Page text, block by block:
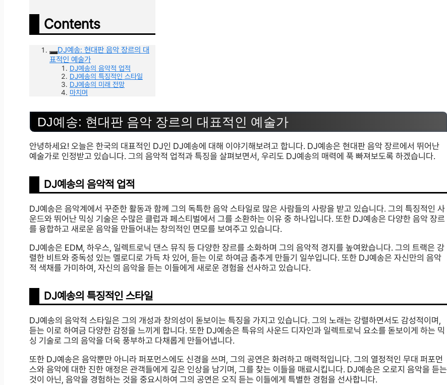
Contents
DJ예송: 현대판 음악 장르의 대
표적인 예술가
DJ예송의 음악적 업적
DJ예송의 특징적인 스타일
DJ예송의 미래 전망
마치며
DJ예송: 현대판 음악 장르의 대표적인 예술가
안녕하세요! 오늘은 한국의 대표적인 DJ인 DJ예송에 대해 이야기해보려고 합니다. DJ예송은 현대판 음악 장르에서 뛰어난
예술가로 인정받고 있습니다. 그의 음악적 업적과 특징을 살펴보면서, 우리도 DJ예송의 매력에 푹 빠져보도록 하겠습니다.
DJ예송의 음악적 업적
DJ예송은 음악계에서 꾸준한 활동과 함께 그의 독특한 음악 스타일로 많은 사람들의 사랑을 받고 있습니다. 그의 특징적인 사
운드와 뛰어난 믹싱 기술은 수많은 클럽과 페스티벌에서 그를 소환하는 이유 중 하나입니다. 또한 DJ예송은 다양한 음악 장르
를 융합하고 새로운 음악을 만들어내는 창의적인 면모를 보여주고 있습니다.
DJ예송은 EDM, 하우스, 일렉트로닉 댄스 뮤직 등 다양한 장르를 소화하며 그의 음악적 경지를 높여왔습니다. 그의 트랙은 강
렬한 비트와 중독성 있는 멜로디로 가득 차 있어, 듣는 이로 하여금 춤추게 만들기 일쑤입니다. 또한 DJ예송은 자신만의 음악
적 색채를 가미하여, 자신의 음악을 듣는 이들에게 새로운 경험을 선사하고 있습니다.
DJ예송의 특징적인 스타일
DJ예송의 음악적 스타일은 그의 개성과 창의성이 돋보이는 특징을 가지고 있습니다. 그의 노래는 강렬하면서도 감성적이며,
듣는 이로 하여금 다양한 감정을 느끼게 합니다. 또한 DJ예송은 특유의 사운드 디자인과 일렉트로닉 요소를 돋보이게 하는 믹
싱 기술로 그의 음악을 더욱 풍부하고 다채롭게 만들어냅니다.
또한 DJ예송은 음악뿐만 아니라 퍼포먼스에도 신경을 쓰며, 그의 공연은 화려하고 매력적입니다. 그의 열정적인 무대 퍼포먼
스와 음악에 대한 진한 애정은 관객들에게 깊은 인상을 남기며, 그를 찾는 이들을 매료시킵니다. DJ예송은 오로지 음악을 듣는
것이 아닌, 음악을 경험하는 것을 중요시하여 그의 공연은 오직 듣는 이들에게 특별한 경험을 선사합니다.